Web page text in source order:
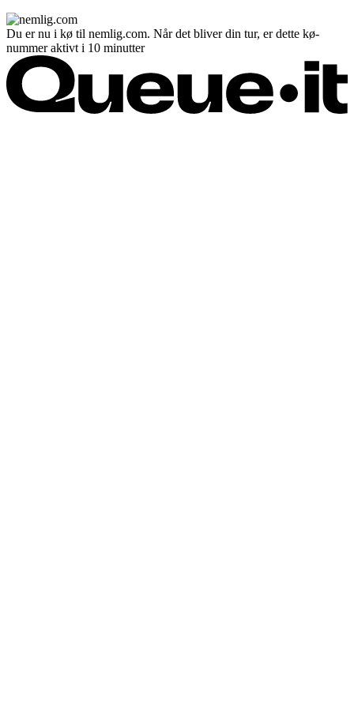
Du er nu i kø til nemlig.com. Når det bliver din tur, er dette kø-
nummer aktivt i 10 minutter